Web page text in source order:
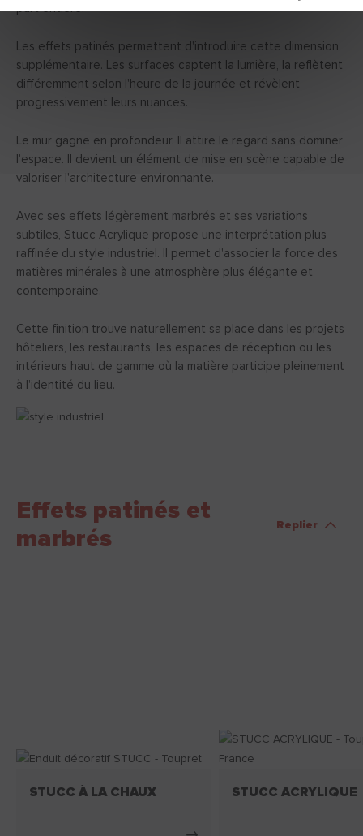
part entière.
Les effets patinés permettent d'introduire cette dimension
supplémentaire. Les surfaces captent la lumière, la reflètent
différemment selon l'heure de la journée et révèlent
progressivement leurs nuances.
Le mur gagne en profondeur. Il attire le regard sans dominer
l'espace. Il devient un élément de mise en scène capable de
valoriser l'architecture environnante.
Avec ses effets légèrement marbrés et ses variations
subtiles, Stucc Acrylique propose une interprétation plus
raffinée du style industriel. Il permet d'associer la force des
matières minérales à une atmosphère plus élégante et
contemporaine.
Cette finition trouve naturellement sa place dans les projets
hôteliers, les restaurants, les espaces de réception ou les
intérieurs haut de gamme où la matière participe pleinement
à l'identité du lieu.
Effets patinés et
marbrés
Replier
STUCC À LA CHAUX STUCC ACRYLIQUE